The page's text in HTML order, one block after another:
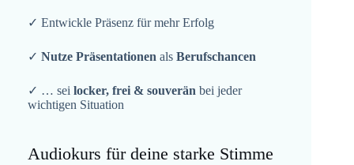
✓ Entwickle Präsenz für mehr Erfolg
✓ Nutze Präsentationen als Berufschancen
✓ … sei locker, frei & souverän bei jeder
wichtigen Situation
Audiokurs für deine starke Stimme